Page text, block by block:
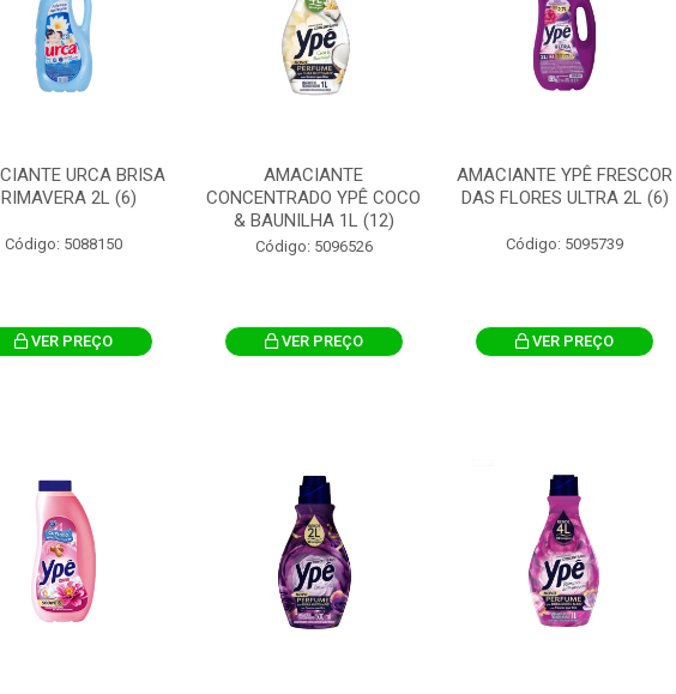
URCA BRISA
2L (6)
Código: 5088150
VER PREÇO
AMACIANTE
CONCENTRADO YPÊ COCO
& BAUNILHA 1L (12)
Código: 5096526
VER PREÇO
AMACIANTE YPÊ FRESCOR
DAS FLORES ULTRA 2L (6)
Código: 5095739
VER PREÇO